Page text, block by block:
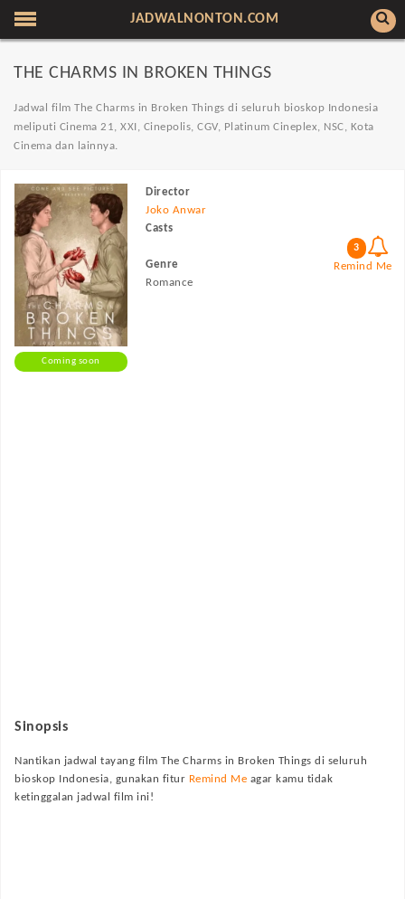
JADWALNONTON.COM
THE CHARMS IN BROKEN THINGS
Jadwal film The Charms in Broken Things di seluruh bioskop Indonesia
meliputi Cinema 21, XXI, Cinepolis, CGV, Platinum Cineplex, NSC, Kota
Cinema dan lainnya.
Coming soon
Director
Joko Anwar
Casts
Genre
Romance
3
Remind Me
Sinopsis
Nantikan jadwal tayang film The Charms in Broken Things di seluruh
bioskop Indonesia, gunakan fitur Remind Me agar kamu tidak
ketinggalan jadwal film ini!